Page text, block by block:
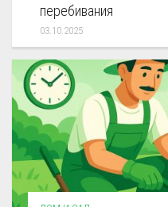
перебивания
03.10.2025